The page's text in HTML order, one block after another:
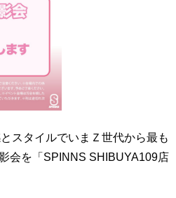
スタイルでいまＺ世代から最も
会を「SPINNS SHIBUYA109店